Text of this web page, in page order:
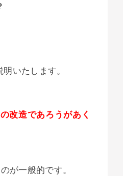
いたします。
改造であろうがあく
が一般的です。